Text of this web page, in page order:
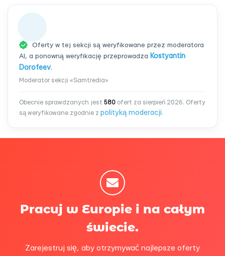
Oferty w tej sekcji są weryfikowane przez moderatora
AI, a ponowną weryfikację przeprowadza Kostyantin
Dorofeev.
Moderator sekcji «Samtredia»
Obecnie sprawdzanych jest 580 ofert za sierpień 2026. Oferty
są weryfikowane zgodnie z polityką moderacji.
Pracuj w Europie i na całym
świecie.
Zarejestruj się, aby otrzymywać najlepsze oferty